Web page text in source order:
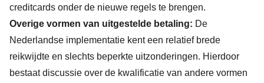
creditcards onder de nieuwe regels te brengen.
Overige vormen van uitgestelde betaling: De
Nederlandse implementatie kent een relatief brede
reikwijdte en slechts beperkte uitzonderingen. Hierdoor
bestaat discussie over de kwalificatie van andere vormen